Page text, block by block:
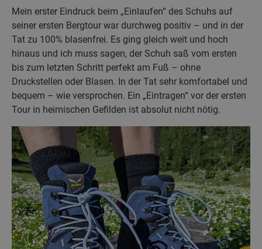
Mein erster Eindruck beim „Einlaufen“ des Schuhs auf
seiner ersten Bergtour war durchweg positiv – und in der
Tat zu 100% blasenfrei. Es ging gleich weit und hoch
hinaus und ich muss sagen, der Schuh saß vom ersten
bis zum letzten Schritt perfekt am Fuß – ohne
Druckstellen oder Blasen. In der Tat sehr komfortabel und
bequem – wie versprochen. Ein „Eintragen“ vor der ersten
Tour in heimischen Gefilden ist absolut nicht nötig.